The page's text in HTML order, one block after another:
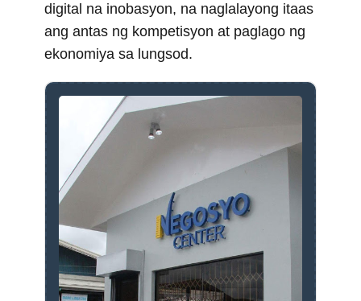
digital na inobasyon, na naglalayong itaas
ang antas ng kompetisyon at paglago ng
ekonomiya sa lungsod.